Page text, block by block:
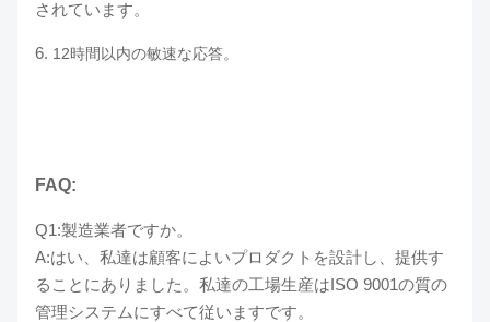
されています。
6. 12時間以内の敏速な応答。
FAQ:
Q1:製造業者ですか。
A:はい、私達は顧客によいプロダクトを設計し、提供す
ることにありました。私達の工場生産はISO 9001の質の
管理システムにすべて従いますです。